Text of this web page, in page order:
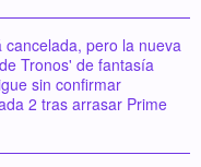
cancelada, pero la nueva
Tronos' de fantasía
sin confirmar
2 tras arrasar Prime